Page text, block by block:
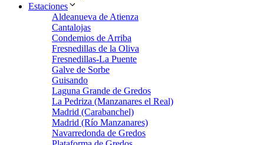
Estaciones
Aldeanueva de Atienza
Cantalojas
Condemios de Arriba
Fresnedillas de la Oliva
Fresnedillas-La Puente
Galve de Sorbe
Guisando
Laguna Grande de Gredos
La Pedriza (Manzanares el Real)
Madrid (Carabanchel)
Madrid (Río Manzanares)
Navarredonda de Gredos